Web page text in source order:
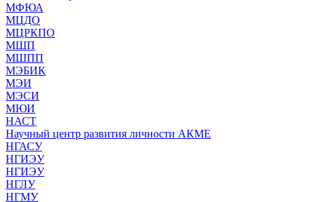
МФЮА
МЦДО
МЦРКПО
МШП
МШПП
МЭБИК
МЭИ
МЭСИ
МЮИ
НАСТ
Научный центр развития личности АКМЕ
НГАСУ
НГИЭУ
НГИЭУ
НГЛУ
НГМУ